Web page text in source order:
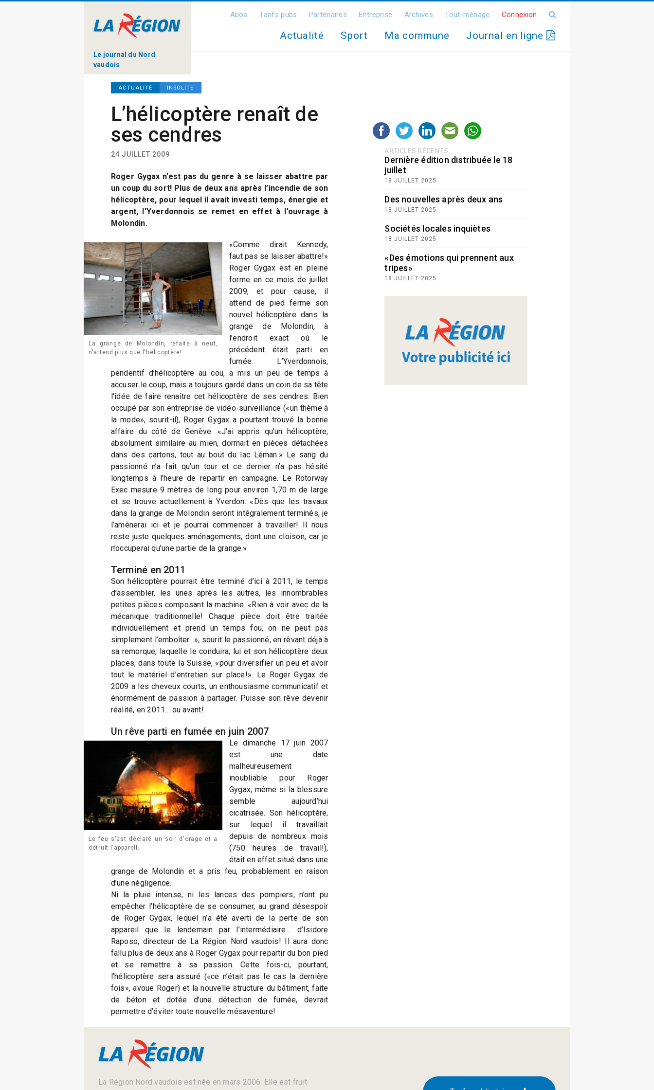
Le journal du Nord
vaudois
Abos Tarifs pubs Partenaires Entreprise Archives Tout-ménage Connexion
Actualité Sport Ma commune Journal en ligne
ACTUALITÉ INSOLITE
L’hélicoptère renaît de
ses cendres
24 JUILLET 2009
Roger Gygax n’est pas du genre à se laisser abattre par
un coup du sort! Plus de deux ans après l’incendie de son
hélicoptère, pour lequel il avait investi temps, énergie et
argent, l’Yverdonnois se remet en effet à l’ouvrage à
Molondin.
La grange de Molondin, refaite à neuf,
n'attend plus que l'hélicoptère!
«Comme dirait Kennedy,
faut pas se laisser abattre!»
Roger Gygax est en pleine
forme en ce mois de juillet
2009, et pour cause, il
attend de pied ferme son
nouvel hélicoptère dans la
grange de Molondin, à
l’endroit exact où le
précédent était parti en
fumée. L’Yverdonnois,
pendentif d’hélicoptère au cou, a mis un peu de temps à
accuser le coup, mais a toujours gardé dans un coin de sa tête
l’idée de faire renaître cet hélicoptère de ses cendres. Bien
occupé par son entreprise de vidéo-surveillance («un thème à
la mode», sourit-il), Roger Gygax a pourtant trouvé la bonne
affaire du côté de Genève: «J’ai appris qu’un hélicoptère,
absolument similaire au mien, dormait en pièces détachées
dans des cartons, tout au bout du lac Léman.» Le sang du
passionné n’a fait qu’un tour et ce dernier n’a pas hésité
longtemps à l’heure de repartir en campagne. Le Rotorway
Exec mesure 9 mètres de long pour environ 1,70 m de large
et se trouve actuellement à Yverdon: «Dès que les travaux
dans la grange de Molondin seront intégralement terminés, je
l’amènerai ici et je pourrai commencer à travailler! Il nous
reste juste quelques aménagements, dont une cloison, car je
n’occuperai qu’une partie de la grange.»
Terminé en 2011
Son hélicoptère pourrait être terminé d’ici à 2011, le temps
d’assembler, les unes après les autres, les innombrables
petites pièces composant la machine. «Rien à voir avec de la
mécanique traditionnelle! Chaque pièce doit être traitée
individuellement et prend un temps fou, on ne peut pas
simplement l’emboîter…», sourit le passionné, en rêvant déjà à
sa remorque, laquelle le conduira, lui et son hélicoptère deux
places, dans toute la Suisse, «pour diversifier un peu et avoir
tout le matériel d’entretien sur place!». Le Roger Gygax de
2009 a les cheveux courts, un enthousiasme communicatif et
énormément de passion à partager. Puisse son rêve devenir
réalité, en 2011… ou avant!
Un rêve parti en fumée en juin 2007
Le feu s'est déclaré un soir d'orage et a
détruit l'appareil.
Le dimanche 17 juin 2007
est une date
malheureusement
inoubliable pour Roger
Gygax, même si la blessure
semble aujourd’hui
cicatrisée. Son hélicoptère,
sur lequel il travaillait
depuis de nombreux mois
(750 heures de travail!),
était en effet situé dans une
grange de Molondin et a pris feu, probablement en raison
d’une négligence.
Ni la pluie intense, ni les lances des pompiers, n’ont pu
empêcher l’hélicoptère de se consumer, au grand désespoir
de Roger Gygax, lequel n’a été averti de la perte de son
appareil que le lendemain par l’intermédiaire… d’Isidore
Raposo, directeur de La Région Nord vaudois! Il aura donc
fallu plus de deux ans à Roger Gygax pour repartir du bon pied
et se remettre à sa passion. Cette fois-ci, pourtant,
l’hélicoptère sera assuré («ce n’était pas le cas la dernière
fois», avoue Roger) et la nouvelle structure du bâtiment, faite
de béton et dotée d’une détection de fumée, devrait
permettre d’éviter toute nouvelle mésaventure!
ARTICLES RÉCENTS
Dernière édition distribuée le 18
juillet
18 JUILLET 2025
Des nouvelles après deux ans
18 JUILLET 2025
Sociétés locales inquiètes
18 JUILLET 2025
«Des émotions qui prennent aux
tripes»
18 JUILLET 2025
La Région Nord vaudois est née en mars 2006. Elle est fruit